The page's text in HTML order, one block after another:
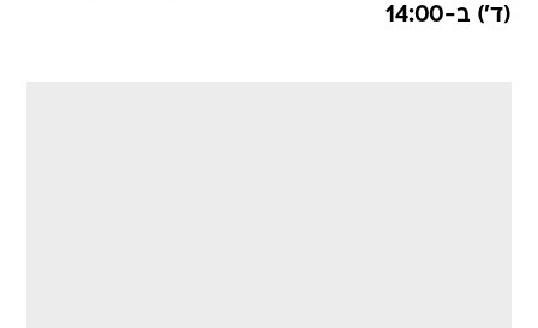
(ד') ב-14:00